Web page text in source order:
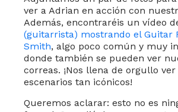
ver a Adrian en acción con
Además, encontraréis un vídeo
(guitarrista) mostrando el Guitar
Smith, algo poco común y muy
donde también se pueden ver
correas. ¡Nos llena de orgullo ver
escenarios tan icónicos!
Queremos aclarar: esto no es